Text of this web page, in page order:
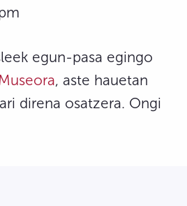
egun-pasa egingo
, aste hauetan
direna osatzera. Ongi